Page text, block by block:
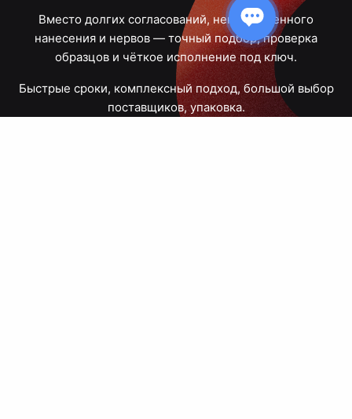
Вместо долгих согласований, некачественного
нанесения и нервов — точный подбор, проверка
образцов и чёткое исполнение под ключ.
Быстрые сроки, комплексный подход, большой выбор
поставщиков, упаковка.